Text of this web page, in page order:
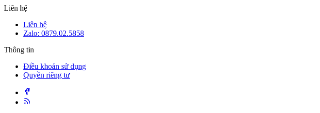
Liên hệ
Liên hệ
Zalo: 0879.02.5858
Thông tin
Điều khoản sử dụng
Quyền riêng tư